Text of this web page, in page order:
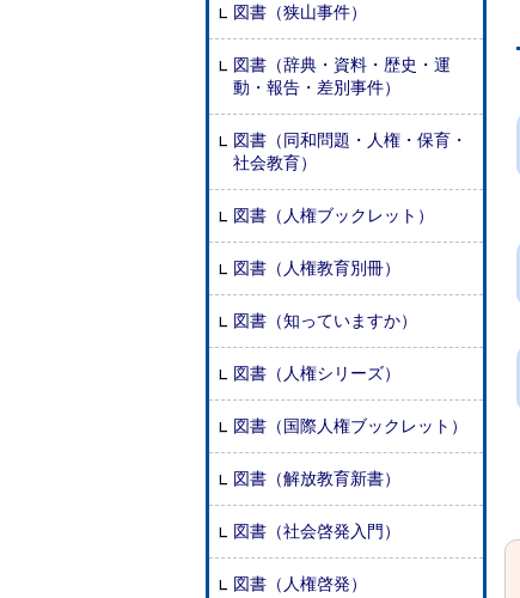
図書（狭山事件）
図書（辞典・資料・歴史・運
動・報告・差別事件）
図書（同和問題・人権・保育・
社会教育）
図書（人権ブックレット）
図書（人権教育別冊）
図書（知っていますか）
図書（人権シリーズ）
図書（国際人権ブックレット）
図書（解放教育新書）
図書（社会啓発入門）
図書（人権啓発）